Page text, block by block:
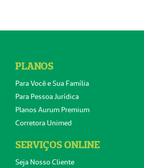
PLANOS
Para Você e Sua Família
Para Pessoa Jurídica
Planos Aurum Premium
Corretora Unimed
SERVIÇOS ONLINE
Seja Nosso Cliente